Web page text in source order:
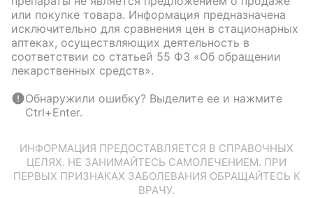
или покупке товара. Информация предназначена
исключительно для сравнения цен в стационарных
аптеках, осуществляющих деятельность в
соответствии со статьей 55 ФЗ «Об обращении
лекарственных средств».
Обнаружили ошибку? Выделите ее и нажмите
Ctrl+Enter.
ИНФОРМАЦИЯ ПРЕДОСТАВЛЯЕТСЯ В СПРАВОЧНЫХ
ЦЕЛЯХ. НЕ ЗАНИМАЙТЕСЬ САМОЛЕЧЕНИЕМ. ПРИ
ПЕРВЫХ ПРИЗНАКАХ ЗАБОЛЕВАНИЯ ОБРАЩАЙТЕСЬ К
ВРАЧУ.